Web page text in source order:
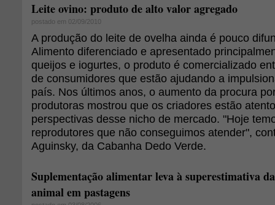
Leite ovino: produto de alto valor agregado
postado em 02/09/2010
A produção do leite de ovelha ainda é pouco
Alimento diferenciado e apresentado
queijos e iogurtes, o produto é comercializado
de consumidores que estão ajudando a
país. Nos últimos anos, o aumento da procura
produtoras mostrou que os criadores estão
perspectivas desse nicho de mercado. "Hoje
reprodutores que não conseguimos atender",
Aguinsky, da Cabanha Dedo Verde.
Suplementação alimentar leva à superestimativa
animal em pastagens